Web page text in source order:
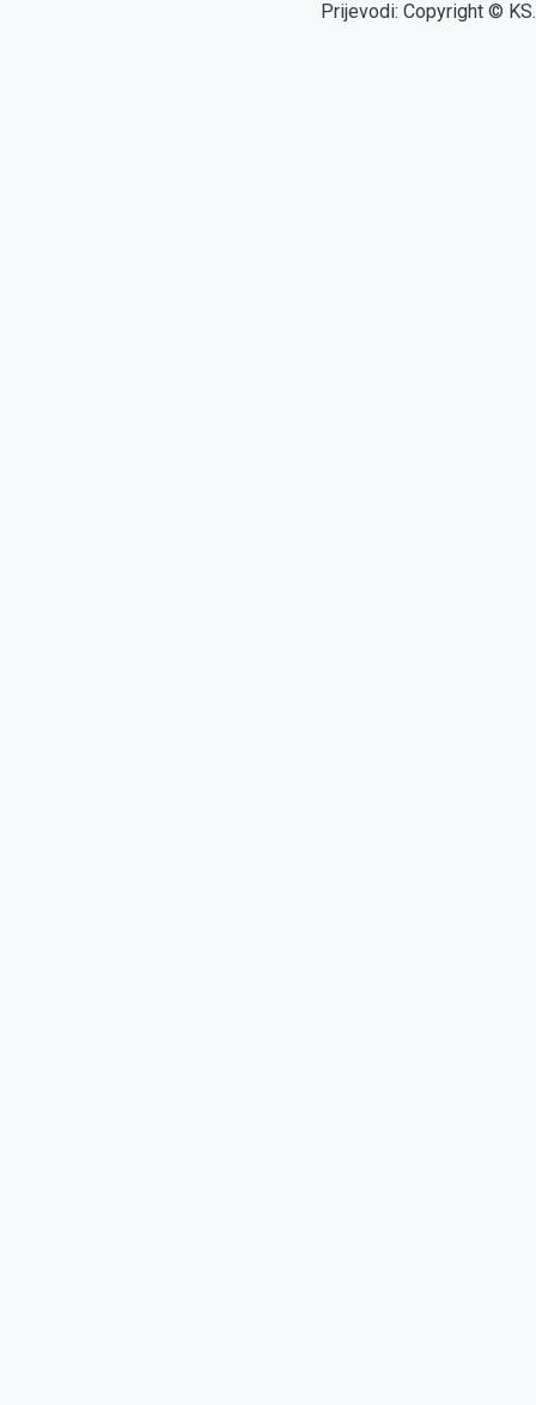
Prijevodi: Copyright ©